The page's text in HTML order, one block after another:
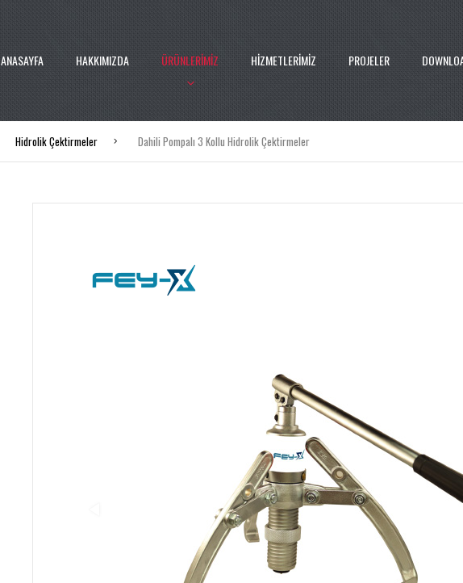
ANASAYFA HAKKIMIZDA ÜRÜNLERİMİZ HİZMETLERİMİZ PROJELER
Hidrolik Çektirmeler Dahili Pompalı 3 Kollu Hidrolik Çektirmeler